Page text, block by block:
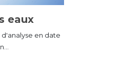
eaux
en date